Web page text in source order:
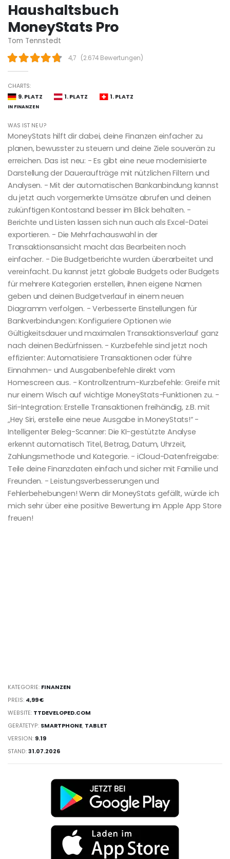
Haushaltsbuch
MoneyStats Pro
Tom Tennstedt
4,7 (2.674 Bewertungen)
CHARTS:
9. PLATZ
1. PLATZ 1. PLATZ
IN FINANZEN
WAS IST NEU?
MoneyStats hilft dir dabei, deine Finanzen einfacher zu
planen, bewusster zu steuern und deine Ziele souverän zu
erreichen. Das ist neu: - Es gibt eine neue modernisierte
Darstellung der Daueraufträge mit nützlichen Filtern und
Analysen. - Mit der automatischen Bankanbindung kannst
du jetzt auch vorgemerkte Umsätze abrufen und deinen
zukünftigen Kontostand besser im Blick behalten. -
Berichte und Listen lassen sich nun auch als Excel-Datei
exportieren. - Die Mehrfachauswahl in der
Transaktionsansicht macht das Bearbeiten noch
einfacher. - Die Budgetberichte wurden überarbeitet und
vereinfacht. Du kannst jetzt globale Budgets oder Budgets
für mehrere Kategorien erstellen, ihnen eigene Namen
geben und deinen Budgetverlauf in einem neuen
Diagramm verfolgen. - Verbesserte Einstellungen für
Bankverbindungen: Konfiguriere Optionen wie
Gültigkeitsdauer und maximalen Transaktionsverlauf ganz
nach deinen Bedürfnissen. - Kurzbefehle sind jetzt noch
effizienter: Automatisiere Transaktionen oder führe
Einnahmen- und Ausgabenbefehle direkt vom
Homescreen aus. - Kontrollzentrum-Kurzbefehle: Greife mit
nur einem Wisch auf wichtige MoneyStats-Funktionen zu. -
Siri-Integration: Erstelle Transaktionen freihändig, z.B. mit
„Hey Siri, erstelle eine neue Ausgabe in MoneyStats!“ -
Intelligenter Beleg-Scanner: Die KI-gestützte Analyse
erkennt automatisch Titel, Betrag, Datum, Uhrzeit,
Zahlungsmethode und Kategorie. - iCloud-Datenfreigabe:
Teile deine Finanzdaten einfach und sicher mit Familie und
Freunden. - Leistungsverbesserungen und
Fehlerbehebungen! Wenn dir MoneyStats gefällt, würde ich
mich sehr über eine positive Bewertung im Apple App Store
freuen!
KATEGORIE: FINANZEN
PREIS: 4,99 €
WEBSITE: TTDEVELOPED.COM
GERÄTETYP: SMARTPHONE, TABLET
VERSION: 9.19
STAND:31.07.2026